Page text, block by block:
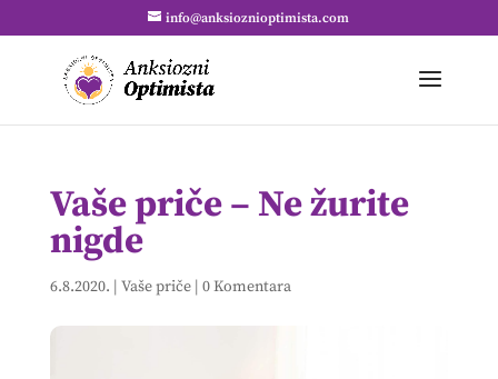
info@anksioznioptimista.com
Vaše priče – Ne žurite
nigde
6.8.2020. | Vaše priče| 0 Komentara